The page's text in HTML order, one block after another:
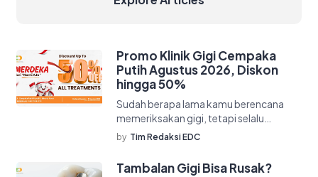
Promo Klinik Gigi Cempaka
Putih Agustus 2026, Diskon
hingga 50%
Sudah berapa lama kamu berencana
memeriksakan gigi, tetapi selalu
berakhir dengan kalimat “nanti saja”?
Ada yang menundanya karena […]
by Tim Redaksi EDC
Tambalan Gigi Bisa Rusak?